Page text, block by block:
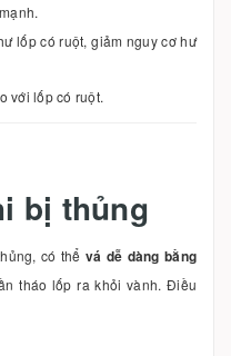
lốp có ruột, giảm nguy cơ hư
với lốp có ruột.
bị thủng
có thể vá dễ dàng bằng
tháo lốp ra khỏi vành. Điều